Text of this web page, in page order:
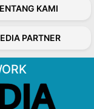
KAMI
PARTNER